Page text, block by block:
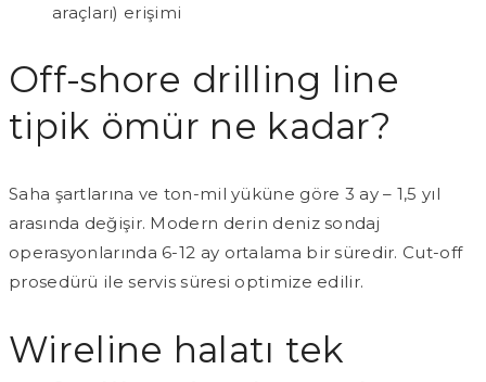
araçları) erişimi
Off-shore drilling line
tipik ömür ne kadar?
Saha şartlarına ve ton-mil yüküne göre 3 ay – 1,5 yıl
arasında değişir. Modern derin deniz sondaj
operasyonlarında 6-12 ay ortalama bir süredir. Cut-off
prosedürü ile servis süresi optimize edilir.
Wireline halatı tek